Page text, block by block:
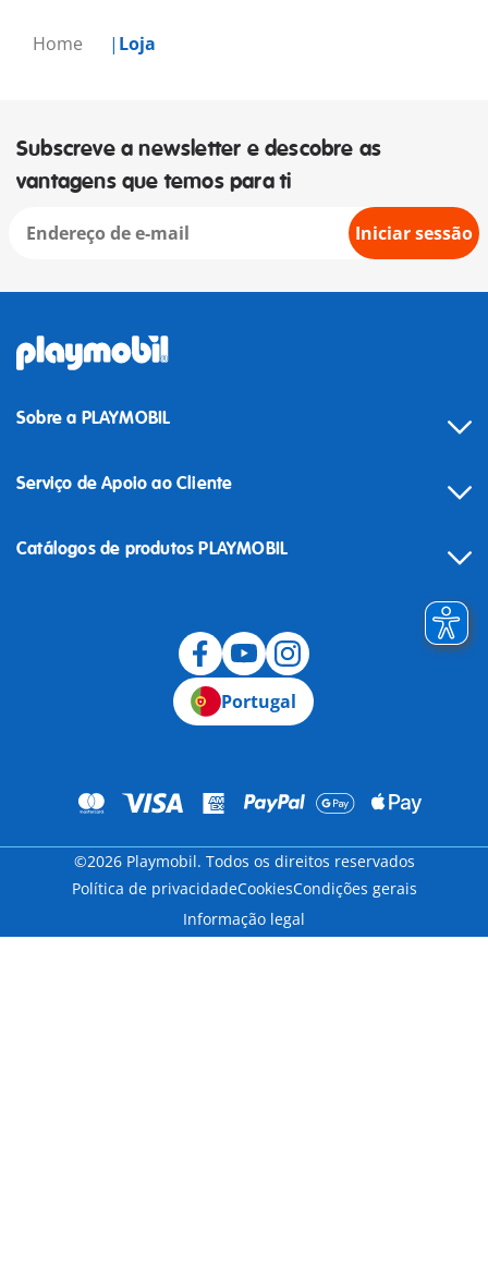
Home Loja
Subscreve a newsletter e descobre as
vantagens que temos para ti
Iniciar sessão
Sobre a PLAYMOBIL
Serviço de Apoio ao Cliente
Catálogos de produtos PLAYMOBIL
Portugal
©2026 Playmobil. Todos os direitos reservados
Política de privacidadeCookiesCondições gerais
Informação legal